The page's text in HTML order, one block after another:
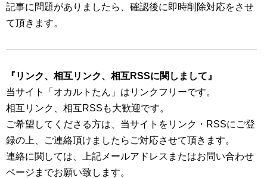
記事に問題がありましたら、確認後に即時削除対応をさせ
て頂きます。
『リンク、相互リンク、相互RSSに関しまして』
当サイト「オカルトたん」はリンクフリーです。
相互リンク、相互RSSも大歓迎です。
ご希望してくださる方は、当サイトをリンク・RSSにご登
録の上、ご連絡頂けましたらご対応させて頂きます。
連絡に関しては、上記メールアドレスまたはお問い合わせ
ページまでお願い致します。